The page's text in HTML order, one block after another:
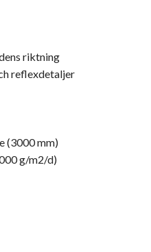
riktning
reflexdetaljer
(3000 mm)
g/m2/d)